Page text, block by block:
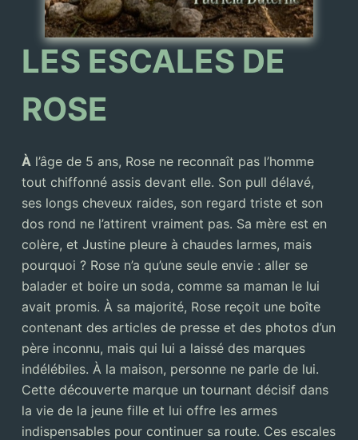
LES ESCALES DE
ROSE
À l’âge de 5 ans, Rose ne reconnaît pas l’homme
tout chiffonné assis devant elle. Son pull délavé,
ses longs cheveux raides, son regard triste et son
dos rond ne l’attirent vraiment pas. Sa mère est en
colère, et Justine pleure à chaudes larmes, mais
pourquoi ? Rose n’a qu’une seule envie : aller se
balader et boire un soda, comme sa maman le lui
avait promis. À sa majorité, Rose reçoit une boîte
contenant des articles de presse et des photos d’un
père inconnu, mais qui lui a laissé des marques
indélébiles. À la maison, personne ne parle de lui.
Cette découverte marque un tournant décisif dans
la vie de la jeune fille et lui offre les armes
indispensables pour continuer sa route. Ces escales